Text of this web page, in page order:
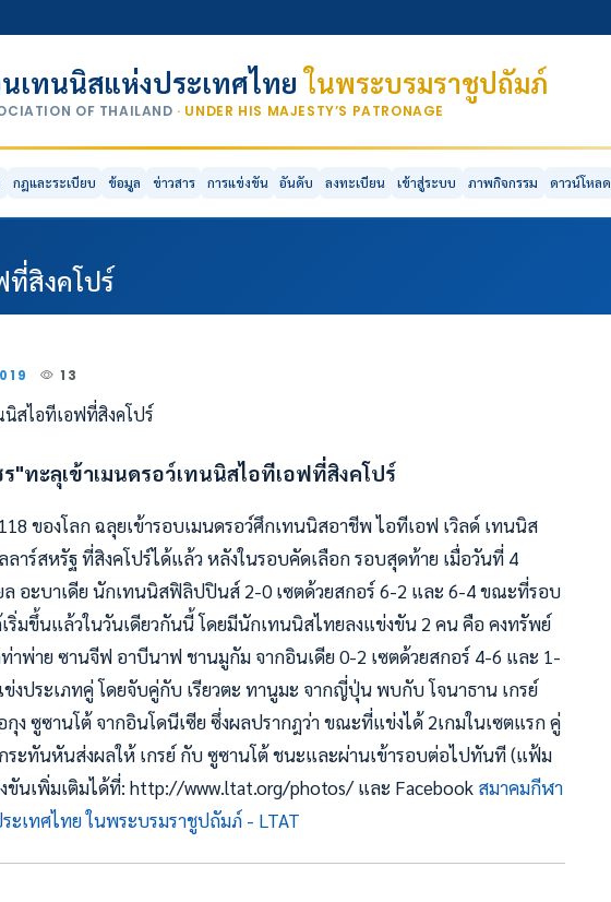
เทนนิสแห่งประเทศไทยในพระบรมราชูปถัมภ์
OF THAILAND · UNDER HIS MAJESTY’S PATRONAGE
กฎและระเบียบ ข้อมูล ข่าวสาร การแข่งขัน อันดับ ลงทะเบียน เข้าสู่ระบบ ภาพกิจกรรม ดาวน์โหลด
ที่สิงคโปร์
13
"ทะลุเข้าเมนดรอว์เทนนิสไอทีเอฟที่สิงคโปร์
ของโลก ฉลุยเข้ารอบเมนดรอว์ศึกเทนนิสอาชีพ ไอทีเอฟ เวิลด์ เทนนิส
ลาร์สหรัฐ ที่สิงคโปร์ได้แล้ว หลังในรอบคัดเลือก รอบสุดท้าย เมื่อวันที่ 4
ล อะบาเดีย นักเทนนิสฟิลิปปินส์ 2-0 เซตด้วยสกอร์ 6-2 และ 6-4 ขณะที่รอบ
เริ่มขึ้นแล้วในวันเดียวกันนี้ โดยมีนักเทนนิสไทยลงแข่งขัน 2 คน คือ คงทรัพย์
าพ่าย ซานจีฟ อาบีนาฟ ชานมูกัม จากอินเดีย 0-2 เซตด้วยสกอร์ 4-6 และ 1-
ประเภทคู่ โดยจับคู่กับ เรียวตะ ทานูมะ จากญี่ปุ่น พบกับ โจนาธาน เกรย์
ง ซูซานโต้ จากอินโดนีเซีย ซึ่งผลปรากฎว่า ขณะที่แข่งได้ 2เกมในเซตแรก คู่
ะทันหันส่งผลให้ เกรย์ กับ ซูซานโต้ ชนะและผ่านเข้ารอบต่อไปทันที (แฟ้ม
ขันเพิ่มเติมได้ที่: http://www.ltat.org/photos/ และ Facebook สมาคมกีฬา
เทศไทย ในพระบรมราชูปถัมภ์ - LTAT